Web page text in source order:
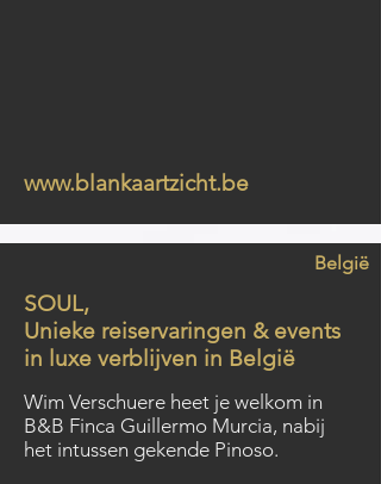
www.blankaartzicht.be
België
SOUL,
Unieke reiservaringen & events
in luxe verblijven in België
Wim Verschuere heet je welkom in
B&B Finca Guillermo Murcia, nabij
het intussen gekende Pinoso.